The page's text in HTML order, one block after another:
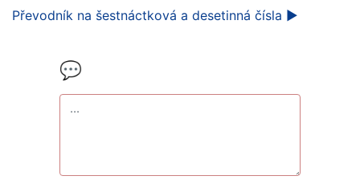
Převodník na šestnáctková a desetinná čísla ►
💬